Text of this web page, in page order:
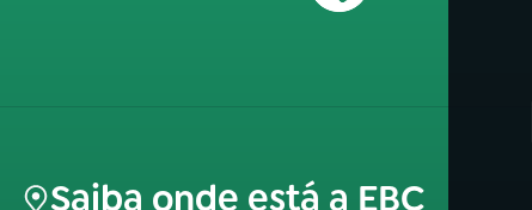
Saiba onde está a EBC